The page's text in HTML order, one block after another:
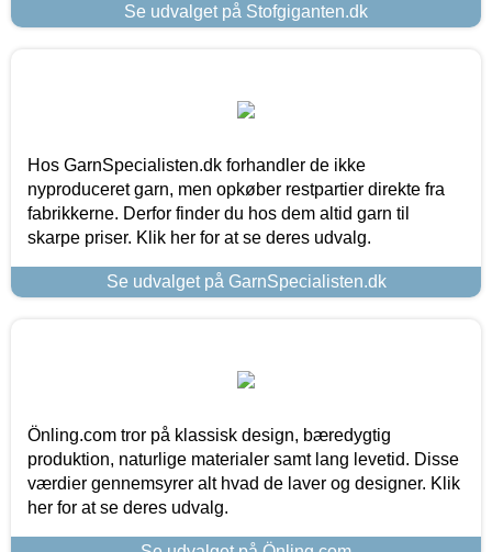
Se udvalget på Stofgiganten.dk
Hos GarnSpecialisten.dk forhandler de ikke
nyproduceret garn, men opkøber restpartier direkte fra
fabrikkerne. Derfor finder du hos dem altid garn til
skarpe priser. Klik her for at se deres udvalg.
Se udvalget på GarnSpecialisten.dk
Önling.com tror på klassisk design, bæredygtig
produktion, naturlige materialer samt lang levetid. Disse
værdier gennemsyrer alt hvad de laver og designer. Klik
her for at se deres udvalg.